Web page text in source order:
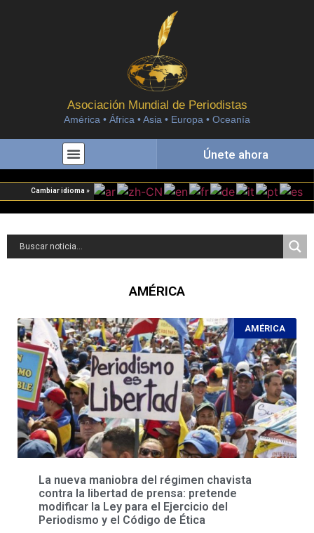
Asociación Mundial de Periodistas
América • África • Asia • Europa • Oceanía
Únete ahora
Cambiar idioma »
AMÉRICA
AMÉRICA
La nueva maniobra del régimen chavista
contra la libertad de prensa: pretende
modificar la Ley para el Ejercicio del
Periodismo y el Código de Ética